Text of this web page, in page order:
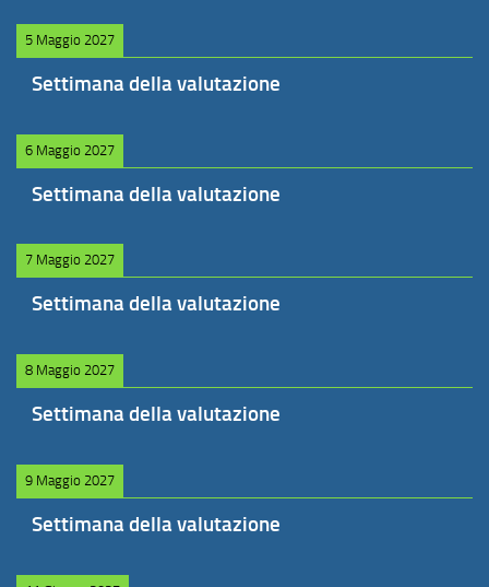
5 Maggio 2027
Settimana della valutazione
6 Maggio 2027
Settimana della valutazione
7 Maggio 2027
Settimana della valutazione
8 Maggio 2027
Settimana della valutazione
9 Maggio 2027
Settimana della valutazione